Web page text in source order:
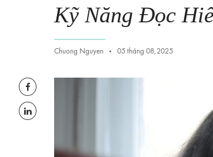
Kỹ Năng Đọc
Chuong Nguyen 05 tháng 08,2025